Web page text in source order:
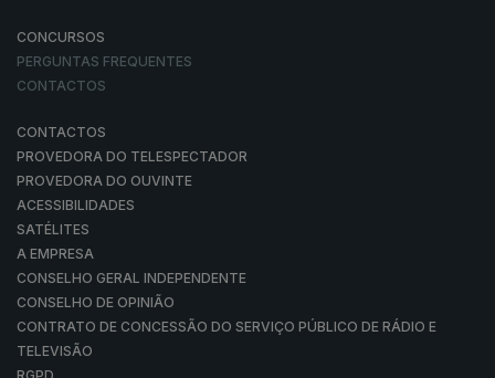
CONCURSOS
PERGUNTAS FREQUENTES
CONTACTOS
CONTACTOS
PROVEDORA DO TELESPECTADOR
PROVEDORA DO OUVINTE
ACESSIBILIDADES
SATÉLITES
A EMPRESA
CONSELHO GERAL INDEPENDENTE
CONSELHO DE OPINIÃO
CONTRATO DE CONCESSÃO DO SERVIÇO PÚBLICO DE RÁDIO E
TELEVISÃO